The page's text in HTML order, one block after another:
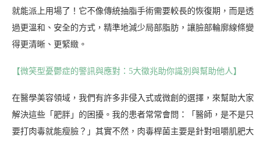
就能派上用場了！它不像傳統抽脂手術需要較長的恢復期，而是透
過更溫和、安全的方式，精準地減少局部脂肪，讓臉部輪廓線條變
得更清晰、更緊緻。
【微笑型憂鬱症的警訊與應對：5大徵兆助你識別與幫助他人】
在醫學美容領域，我們有許多非侵入式或微創的選擇，來幫助大家
解決這些「肥胖」的困擾。我的患者常常會問：「醫師，是不是只
要打肉毒就能瘦臉？」其實不然，肉毒桿菌主要是針對咀嚼肌肥大